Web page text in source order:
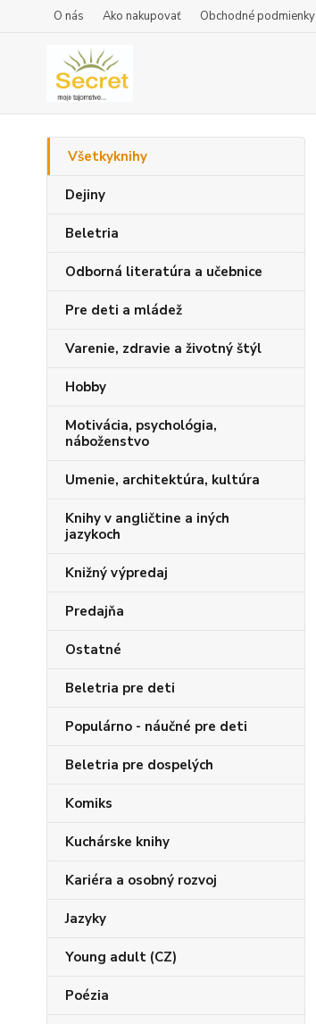
O nás Ako nakupovať Obchodné podmienky
Všetkyknihy
Dejiny
Beletria
Odborná literatúra a učebnice
Pre deti a mládež
Varenie, zdravie a životný štýl
Hobby
Motivácia, psychológia,
náboženstvo
Umenie, architektúra, kultúra
Knihy v angličtine a iných
jazykoch
Knižný výpredaj
Predajňa
Ostatné
Beletria pre deti
Populárno - náučné pre deti
Beletria pre dospelých
Komiks
Kuchárske knihy
Kariéra a osobný rozvoj
Jazyky
Young adult (CZ)
Poézia